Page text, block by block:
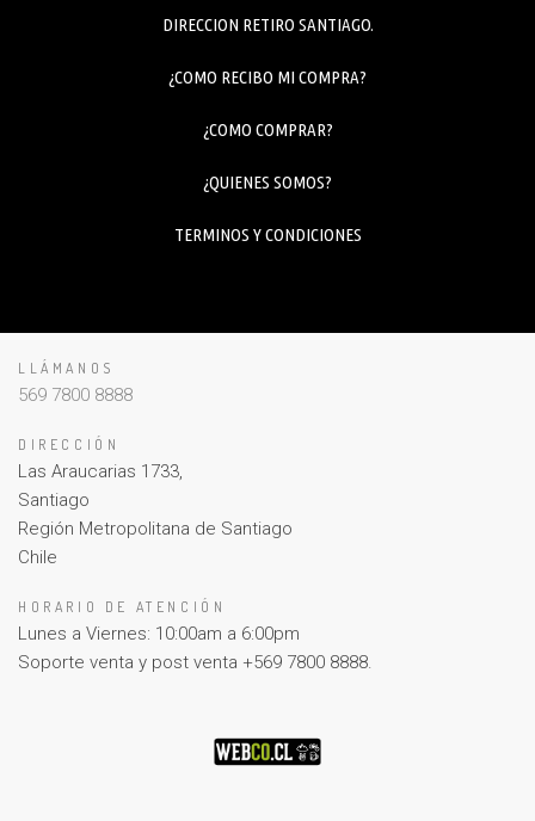
DIRECCION RETIRO SANTIAGO.
¿COMO RECIBO MI COMPRA?
¿COMO COMPRAR?
¿QUIENES SOMOS?
TERMINOS Y CONDICIONES
LLÁMANOS
569 7800 8888
DIRECCIÓN
Las Araucarias 1733,
Santiago
Región Metropolitana de Santiago
Chile
HORARIO DE ATENCIÓN
Lunes a Viernes: 10:00am a 6:00pm
Soporte venta y post venta +569 7800 8888.